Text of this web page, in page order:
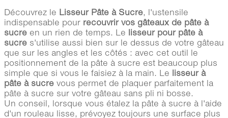
Découvrez le Lisseur Pâte à Sucre, l'ustensile
indispensable pour recouvrir vos gâteaux de pâte à
sucre en un rien de temps. Le lisseur pour pâte à
sucre s'utilise aussi bien sur le dessus de votre gâteau
que sur les angles et les côtés : avec cet outil le
positionnement de la pâte à sucre est beaucoup plus
simple que si vous le faisiez à la main. Le lisseur à
pâte à sucre vous permet de plaquer parfaitement la
pâte à sucre sur votre gâteau sans pli ni bosse.
Un conseil, lorsque vous étalez la pâte à sucre à l'aide
d'un rouleau lisse, prévoyez toujours une surface plus